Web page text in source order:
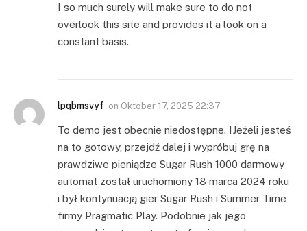
I so much surely will make sure to do not
overlook this site and provides it a look on a
constant basis.
lpqbmsvyf on Oktober 17, 2025 22:37
To demo jest obecnie niedostępne. IJeżeli jesteś
na to gotowy, przejdź dalej i wypróbuj grę na
prawdziwe pieniądze Sugar Rush 1000 darmowy
automat został uruchomiony 18 marca 2024 roku
i był kontynuacją gier Sugar Rush i Summer Time
firmy Pragmatic Play. Podobnie jak jego